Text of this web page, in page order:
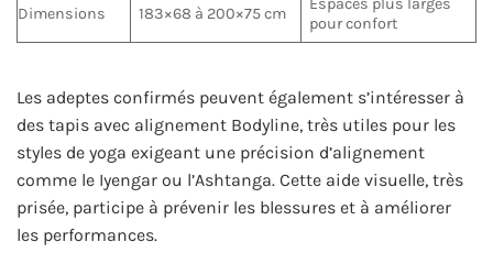
Dimensions 183×68 à 200×75 cm
Espaces plus larges
pour confort
Les adeptes confirmés peuvent également s’intéresser à
des tapis avec alignement Bodyline, très utiles pour les
styles de yoga exigeant une précision d’alignement
comme le Iyengar ou l’Ashtanga. Cette aide visuelle, très
prisée, participe à prévenir les blessures et à améliorer
les performances.